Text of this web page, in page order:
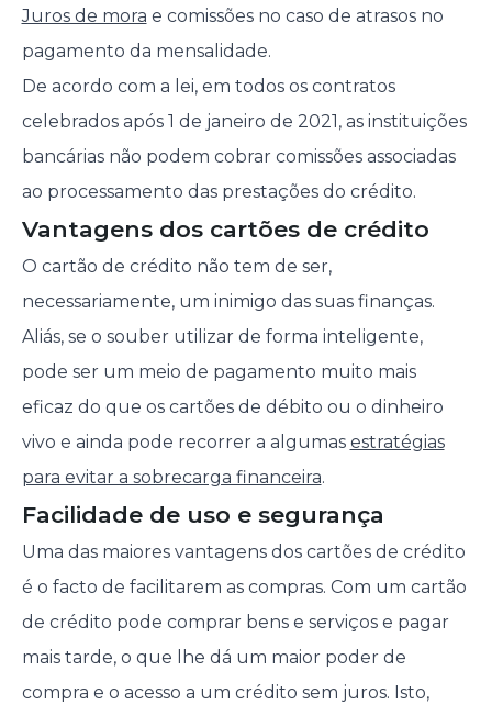
Juros de mora e comissões no caso de atrasos no
pagamento da mensalidade.
De acordo com a lei, em todos os contratos
celebrados após 1 de janeiro de 2021, as instituições
bancárias não podem cobrar comissões associadas
ao processamento das prestações do crédito.
Vantagens dos cartões de crédito
O cartão de crédito não tem de ser,
necessariamente, um inimigo das suas finanças.
Aliás, se o souber utilizar de forma inteligente,
pode ser um meio de pagamento muito mais
eficaz do que os cartões de débito ou o dinheiro
vivo e ainda pode recorrer a algumas estratégias
para evitar a sobrecarga financeira.
Facilidade de uso e segurança
Uma das maiores vantagens dos cartões de crédito
é o facto de facilitarem as compras. Com um cartão
de crédito pode comprar bens e serviços e pagar
mais tarde, o que lhe dá um maior poder de
compra e o acesso a um crédito sem juros. Isto,